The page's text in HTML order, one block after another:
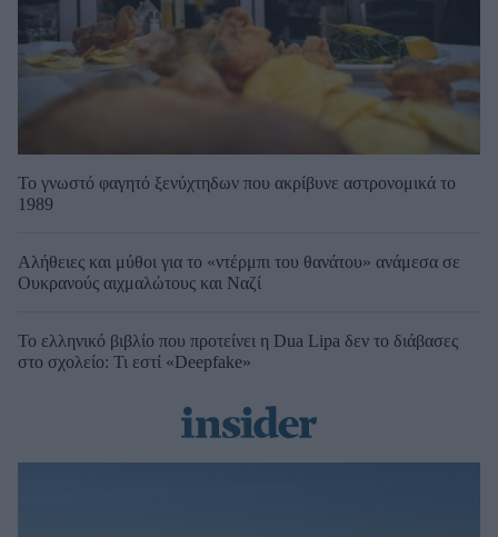
Το γνωστό φαγητό ξενύχτηδων που ακρίβυνε αστρονομικά το
1989
Αλήθειες και μύθοι για το «ντέρμπι του θανάτου» ανάμεσα σε
Ουκρανούς αιχμαλώτους και Ναζί
Το ελληνικό βιβλίο που προτείνει η Dua Lipa δεν το διάβασες
στο σχολείο: Τι εστί «Deepfake»